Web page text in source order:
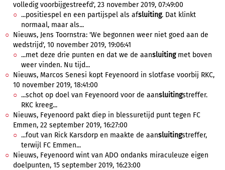
volledig voorbijgestreefd', 23 november 2019, 07:49:00
...positiespel en een partijspel als afsluiting. Dat klinkt
normaal, maar als...
Nieuws, Jens Toornstra: 'We begonnen weer niet goed aan de
wedstrijd', 10 november 2019, 19:06:41
...met deze drie punten en dat we de aansluitingmet boven
weer vinden. Nu tijd...
Nieuws, Marcos Senesi kopt Feyenoord in slotfase voorbij RKC,
10 november 2019, 18:41:00
...schot op doel van Feyenoord voor de aansluitingstreffer.
RKC kreeg...
Nieuws, Feyenoord pakt diep in blessuretijd punt tegen FC
Emmen, 22 september 2019, 16:27:00
...fout van Rick Karsdorp en maakte de aansluitingstreffer,
terwijl FC Emmen...
Nieuws, Feyenoord wint van ADO ondanks miraculeuze eigen
doelpunten, 15 september 2019, 16:23:00